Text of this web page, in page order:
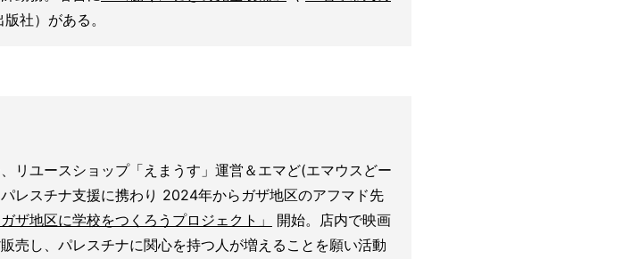
社）がある。
リユースショップ「えまうす」運営＆エマど(エマウスどー
レスチナ支援に携わり 2024年からガザ地区のアフマド先
ガザ地区に学校をつくろうプロジェクト」
開始。店内で映画
売し、パレスチナに関心を持つ人が増えることを願い活動